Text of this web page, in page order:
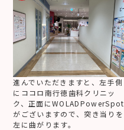
進んでいただきますと、左手側
にココロ南行徳歯科クリニッ
ク、正面にWOLADPowerSpot
がございますので、突き当りを
左に曲がります。